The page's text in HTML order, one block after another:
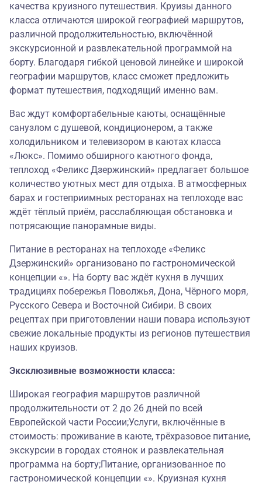
качества круизного путешествия. Круизы данного
класса отличаются широкой географией маршрутов,
различной продолжительностью, включённой
экскурсионной и развлекательной программой на
борту. Благодаря гибкой ценовой линейке и широкой
географии маршрутов, класс сможет предложить
формат путешествия, подходящий именно вам.
Вас ждут комфортабельные каюты, оснащённые
санузлом с душевой, кондиционером, а также
холодильником и телевизором в каютах класса
«Люкс». Помимо обширного каютного фонда,
теплоход «Феликс Дзержинский» предлагает большое
количество уютных мест для отдыха. В атмосферных
барах и гостеприимных ресторанах на теплоходе вас
ждёт тёплый приём, расслабляющая обстановка и
потрясающие панорамные виды.
Питание в ресторанах на теплоходе «Феликс
Дзержинский» организовано по гастрономической
концепции «». На борту вас ждёт кухня в лучших
традициях побережья Поволжья, Дона, Чёрного моря,
Русского Севера и Восточной Сибири. В своих
рецептах при приготовлении наши повара используют
свежие локальные продукты из регионов путешествия
наших круизов.
Эксклюзивные возможности класса:
Широкая география маршрутов различной
продолжительности от 2 до 26 дней по всей
Европейской части России;Услуги, включённые в
стоимость: проживание в каюте, трёхразовое питание,
экскурсии в городах стоянок и развлекательная
программа на борту;Питание, организованное по
гастрономической концепции «». Круизная кухня